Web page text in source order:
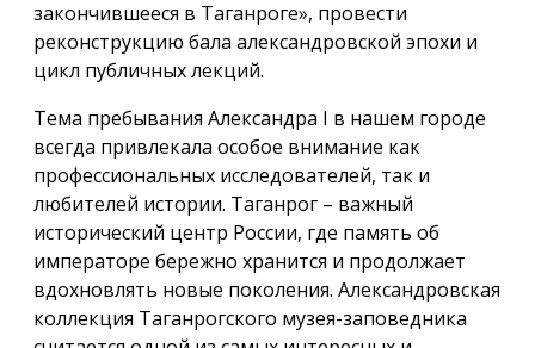
закончившееся в Таганроге», провести
реконструкцию бала александровской эпохи и
цикл публичных лекций.
Тема пребывания Александра I в нашем городе
всегда привлекала особое внимание как
профессиональных исследователей, так и
любителей истории. Таганрог – важный
исторический центр России, где память об
императоре бережно хранится и продолжает
вдохновлять новые поколения. Александровская
коллекция Таганрогского музея-заповедника